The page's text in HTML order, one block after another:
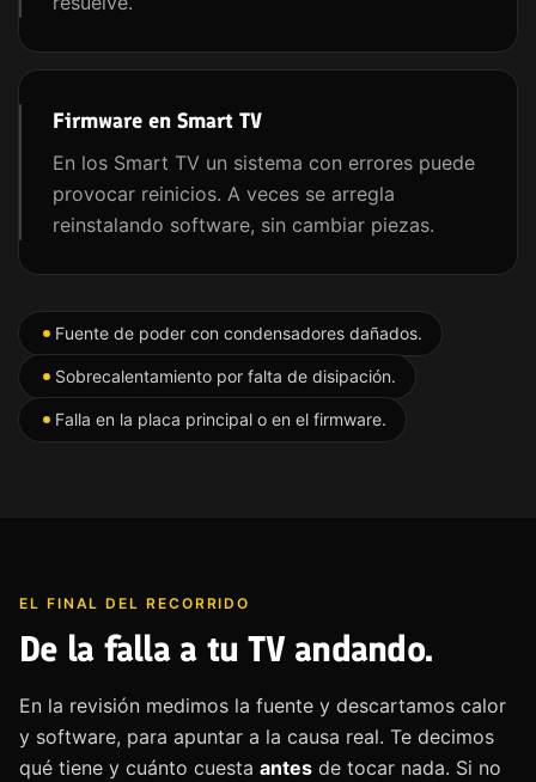
Firmware en Smart TV
En los Smart TV un sistema con errores puede
provocar reinicios. A veces se arregla
reinstalando software, sin cambiar piezas.
Fuente de poder con condensadores dañados.
Sobrecalentamiento por falta de disipación.
Falla en la placa principal o en el firmware.
EL FINAL DEL RECORRIDO
De la falla a tu TV andando.
En la revisión medimos la fuente y descartamos calor
y software, para apuntar a la causa real. Te decimos
qué tiene y cuánto cuesta antes de tocar nada. Si no